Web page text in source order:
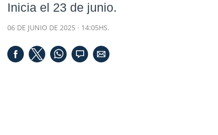
Inicia el 23 de junio.
06 DE JUNIO DE 2025 · 14:05HS.